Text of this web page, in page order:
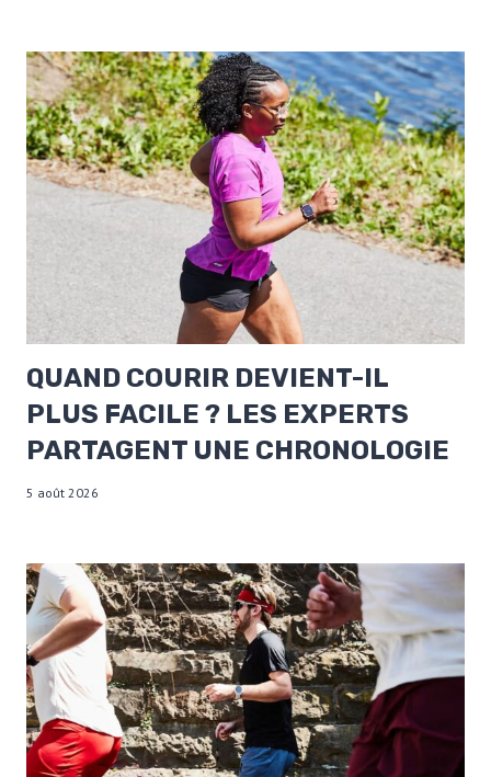
QUAND COURIR DEVIENT-IL
PLUS FACILE ? LES EXPERTS
PARTAGENT UNE CHRONOLOGIE
5 août 2026